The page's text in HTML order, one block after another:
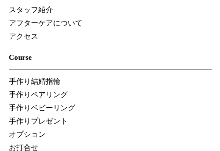
スタッフ紹介
アフターケアについて
アクセス
Course
手作り結婚指輪
手作りペアリング
手作りベビーリング
手作りプレゼント
オプション
お打合せ